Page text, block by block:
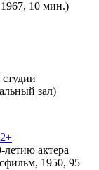
10 мин.)
зал)
актера
1950, 95